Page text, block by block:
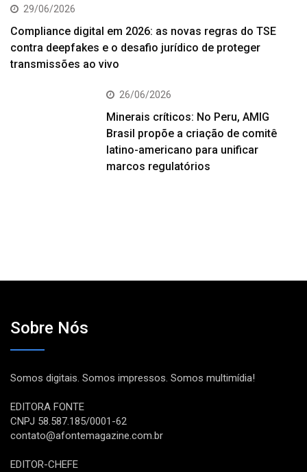
29/06/2026
Compliance digital em 2026: as novas regras do TSE
contra deepfakes e o desafio jurídico de proteger
transmissões ao vivo
26/06/2026
Minerais críticos: No Peru, AMIG
Brasil propõe a criação de comitê
latino-americano para unificar
marcos regulatórios
Sobre Nós
Somos digitais. Somos impressos. Somos multimídia!
EDITORA FONTE
CNPJ 58.587.185/0001-62
contato@afontemagazine.com.br
EDITOR-CHEFE